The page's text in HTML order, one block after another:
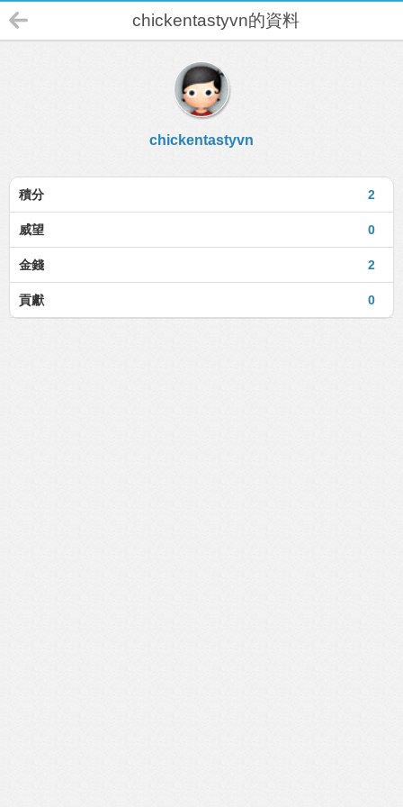
chickentastyvn的資料
chickentastyvn
2
積分
0
威望
2
金錢
0
貢獻